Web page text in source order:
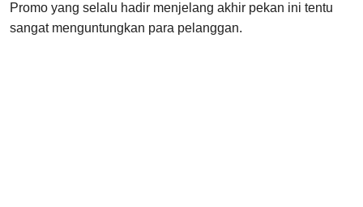
Promo yang selalu hadir menjelang akhir pekan ini tentu
sangat menguntungkan para pelanggan.